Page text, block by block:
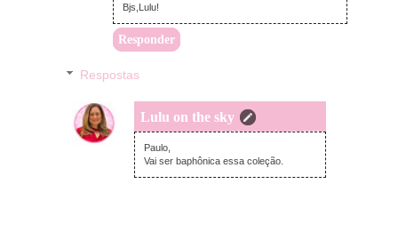
Bjs,Lulu!
Responder
Respostas
Lulu on the sky
segunda-feira, fevereiro 18, 2013
Paulo,
Vai ser baphônica essa coleção.